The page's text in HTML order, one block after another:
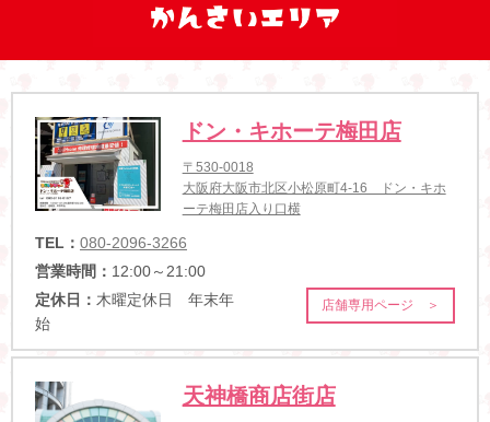
ドン・キホーテ梅田店
〒530-0018
大阪府大阪市北区小松原町4-16 ドン・キホ
ーテ梅田店入り口横
TEL： 080-2096-3266
営業時間： 12:00～21:00
定休日： 木曜定休日 年末年
始
店舗専用ページ ＞
天神橋商店街店